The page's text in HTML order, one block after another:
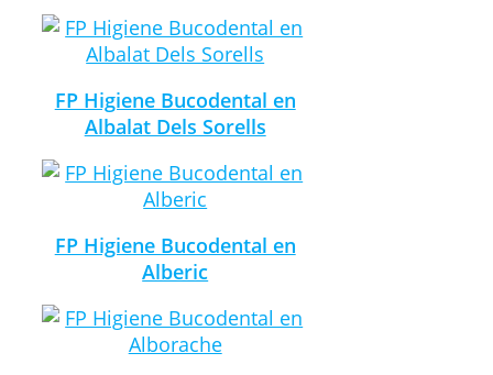
FP Higiene Bucodental en
Albalat Dels Sorells
FP Higiene Bucodental en
Alberic